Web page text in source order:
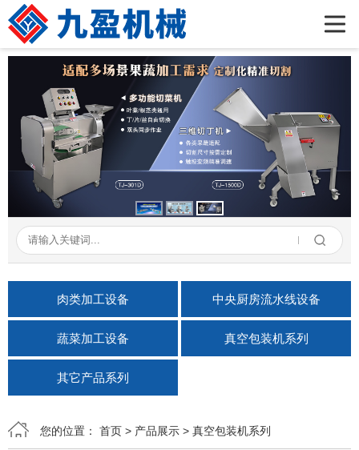
公司简介
产品展示
新闻资讯
成功案例
在线留言
联系我们
肉类加工设备 中央厨房流水线设备
蔬菜加工设备 真空包装机系列
其它产品系列
您的位置： 首页 > 产品展示 > 真空包装机系列